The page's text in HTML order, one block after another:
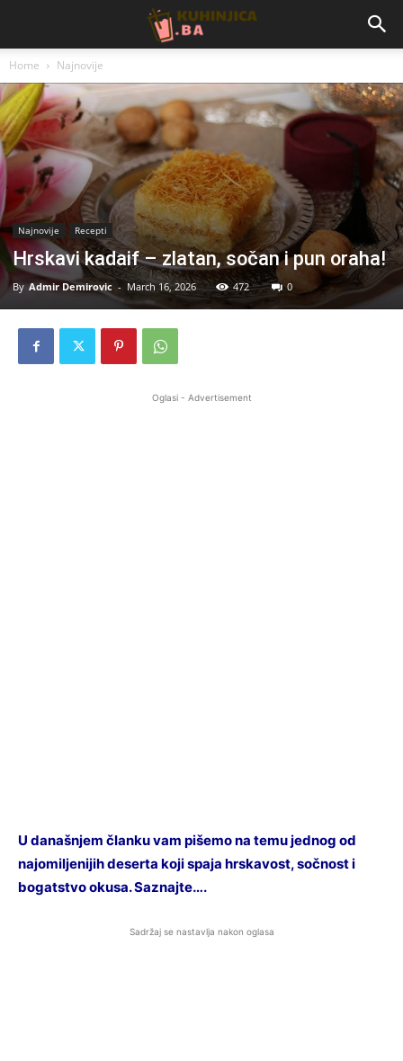
Home Najnovije
Najnovije Recepti
Hrskavi kadaif – zlatan, sočan i pun oraha!
By Admir Demirovic - March 16, 2026 472 0
Oglasi - Advertisement
U današnjem članku vam pišemo na temu jednog od
najomiljenijih deserta koji spaja hrskavost, sočnost i
bogatstvo okusa. Saznajte….
Sadržaj se nastavlja nakon oglasa